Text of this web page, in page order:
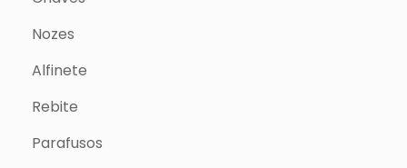
Nozes
Alfinete
Rebite
Parafusos